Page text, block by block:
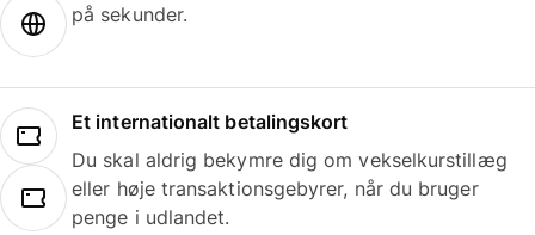
på sekunder.
Et internationalt betalingskort
Du skal aldrig bekymre dig om vekselkurstillæg
eller høje transaktionsgebyrer, når du bruger
penge i udlandet.